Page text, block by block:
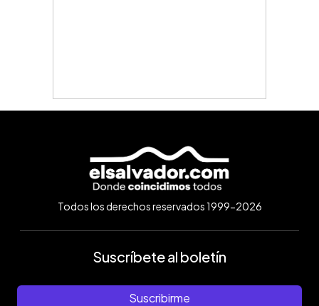
Todos los derechos reservados 1999-2026
Suscríbete al boletín
Suscribirme